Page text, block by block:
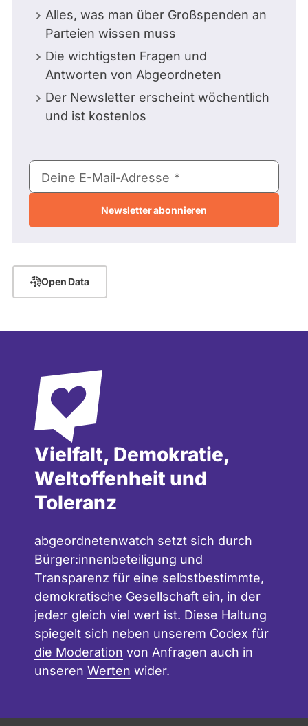
Alles, was man über Großspenden an
Parteien wissen muss
Die wichtigsten Fragen und
Antworten von Abgeordneten
Der Newsletter erscheint wöchentlich
und ist kostenlos
E-
Mail-
Deine E-Mail-Adresse
Open Data
Vielfalt, Demokratie,
Weltoffenheit und
Toleranz
abgeordnetenwatch setzt sich durch
Bürger:innenbeteiligung und
Transparenz für eine selbstbestimmte,
demokratische Gesellschaft ein, in der
jede:r gleich viel wert ist. Diese Haltung
spiegelt sich neben unserem Codex für
die Moderation von Anfragen auch in
unseren Werten wider.